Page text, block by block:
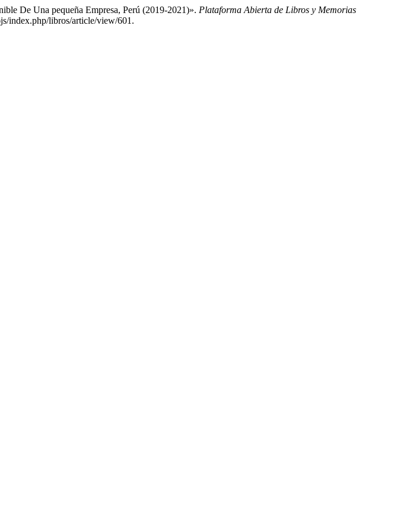
De Una pequeña Empresa, Perú (2019-2021)». Plataforma Abierta de Libros y Memorias
index.php/libros/article/view/601.